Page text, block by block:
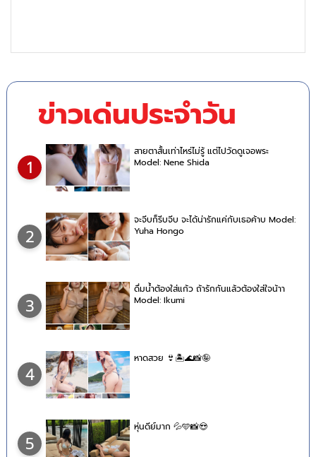
ข่าวเด่นประจำวัน
1
สายตาสั้นเท่าไหร่ไม่รู้ แต่ไปวัดดูเจอพระ
Model: Nene Shida
2
จะจีบก็รีบจีบ จะได้น่ารักแค่กับเธอค้าบ Model:
Yuha Hongo
3
ดื่มน้ำต้องใส่แก้ว ถ้ารักกันแล้วต้องใส่ใจน้าา
Model: Ikumi
4
หาดสวย 👙🏝🌊📸🤪
5
หุ่นดีย์มาก 💦🩵📸😍